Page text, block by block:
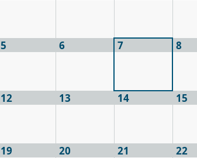
5 6 7 8
12 13 14 15
19 20 21 22